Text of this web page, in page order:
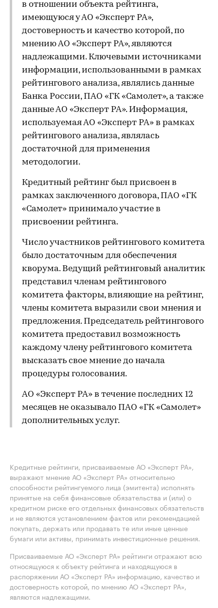
в отношении объекта рейтинга,
имеющуюся у АО «Эксперт РА»,
достоверность и качество которой, по
мнению АО «Эксперт РА», являются
надлежащими. Ключевыми источниками
информации, использованными в рамках
рейтингового анализа, являлись данные
Банка России, ПАО «ГК «Самолет», а также
данные АО «Эксперт РА». Информация,
используемая АО «Эксперт РА» в рамках
рейтингового анализа, являлась
достаточной для применения
методологии.
Кредитный рейтинг был присвоен в
рамках заключенного договора, ПАО «ГК
«Самолет» принимало участие в
присвоении рейтинга.
Число участников рейтингового комитета
было достаточным для обеспечения
кворума. Ведущий рейтинговый аналитик
представил членам рейтингового
комитета факторы, влияющие на рейтинг,
члены комитета выразили свои мнения и
предложения. Председатель рейтингового
комитета предоставил возможность
каждому члену рейтингового комитета
высказать свое мнение до начала
процедуры голосования.
АО «Эксперт РА» в течение последних 12
месяцев не оказывало ПАО «ГК «Самолет»
дополнительных услуг.
Кредитные рейтинги, присваиваемые АО «Эксперт РА»,
выражают мнение АО «Эксперт РА» относительно
способности рейтингуемого лица (эмитента) исполнять
принятые на себя финансовые обязательства и (или) о
кредитном риске его отдельных финансовых обязательств
и не являются установлением фактов или рекомендацией
покупать, держать или продавать те или иные ценные
бумаги или активы, принимать инвестиционные решения.
Присваиваемые АО «Эксперт РА» рейтинги отражают всю
относящуюся к объекту рейтинга и находящуюся в
распоряжении АО «Эксперт РА» информацию, качество и
достоверность которой, по мнению АО «Эксперт РА»,
являются надлежащими.